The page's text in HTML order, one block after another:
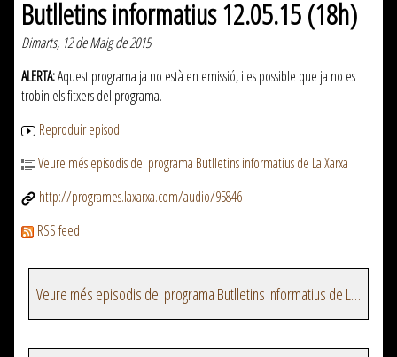
Butlletins informatius 12.05.15 (18h)
Dimarts, 12 de Maig de 2015
ALERTA:Aquest programa ja no està en emissió, i es possible que ja no es
trobin els fitxers del programa.
Reproduir episodi
Veure més episodis del programa Butlletins informatius de La Xarxa
http://programes.laxarxa.com/audio/95846
RSS feed
Veure més episodis del programa Butlletins informatius de La Xarxa